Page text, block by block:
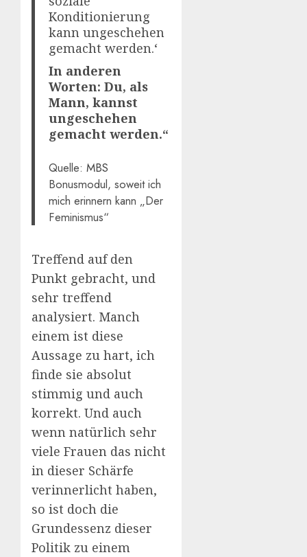
Konditionierung
kann ungeschehen
gemacht werden.‘
In anderen
Worten: Du, als
Mann, kannst
ungeschehen
gemacht werden.“
Quelle:MBS
Bonusmodul, soweit ich
mich erinnern kann „Der
Feminismus“
Treffend auf den
Punkt gebracht, und
sehr treffend
analysiert. Manch
einem ist diese
Aussage zu hart, ich
finde sie absolut
stimmig und auch
korrekt. Und auch
wenn natürlich sehr
viele Frauen das nicht
in dieser Schärfe
verinnerlicht haben,
so ist doch die
Grundessenz dieser
Politik zu einem